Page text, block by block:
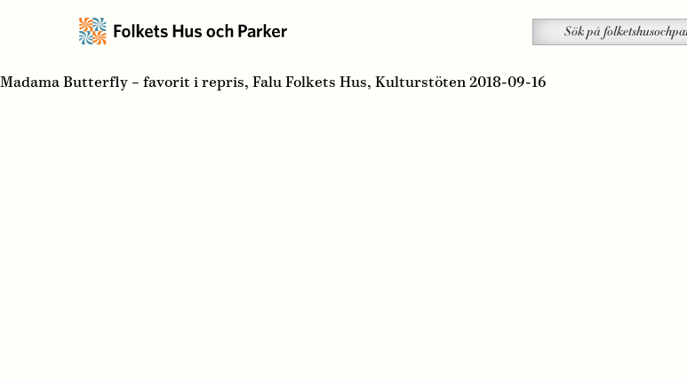
på
folketshusochparker.se
Sök
Madama Butterfly – favorit i repris, Falu Folkets Hus, Kulturstöten 2018-09-16